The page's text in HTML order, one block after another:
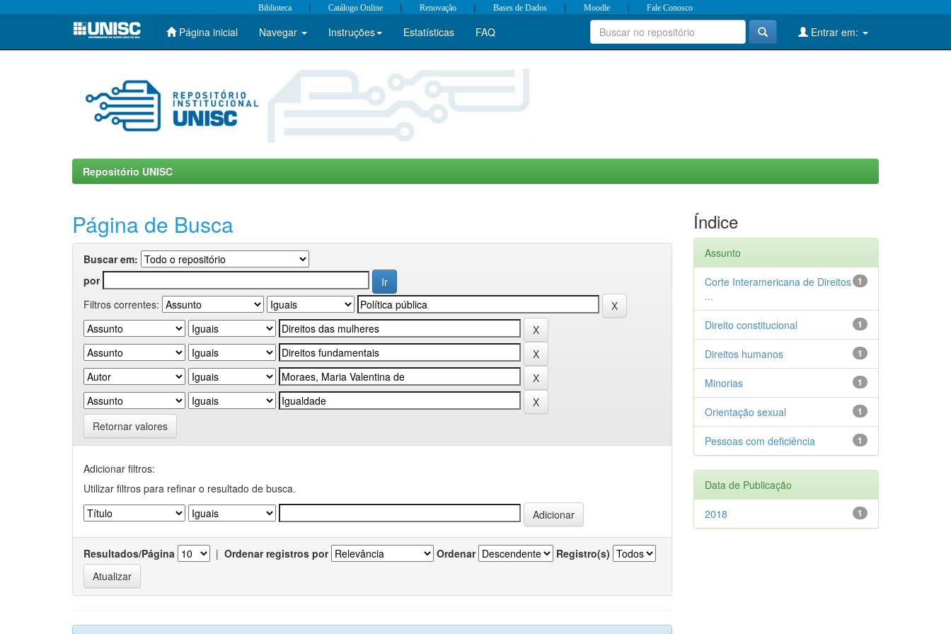
Skip
Biblioteca | Catálogo Online | Renovação | Bases de Dados | Moodle | Fale Conosco
Página inicial Navegar Instruções Estatísticas FAQ Entrar em:
Repositório UNISC
Página de Busca
Buscar em:
por
Filtros correntes:
Retornar valores
Adicionar filtros:
Utilizar filtros para refinar o resultado de busca.
Resultados/Página | Ordenar registros por Ordenar Registro(s)
Índice
Assunto
1
Corte Interamericana de Direitos
...
1
Direito constitucional
1
Direitos humanos
1
Minorias
1
Orientação sexual
1
Pessoas com deficiência
Data de Publicação
1
2018